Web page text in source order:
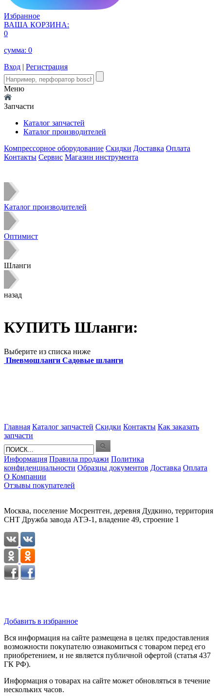
Избранное
ВАША КОРЗИНА:
0
сумма: 0
Вход | Регистрация
Меню
Запчасти
Каталог запчастей
Каталог производителей
Компрессорное оборудование Скидки Доставка Оплата
Контакты Сервис Магазин инструмента
Каталог производителей
Оптимист
Шланги
назад
КУПИТЬ Шланги:
Выберите из списка ниже
Пневмошланги Садовые шланги
Главная Каталог запчастей Скидки Контакты Как заказать
запчасти
Информация Правила продажи Политика
конфиденциальности Образцы документов Доставка Оплата
О Компании
Отзывы покупателей
Москва, поселение Мосрентген, деревня Дудкино, территория
СНТ Дружба завода АТЭ-1, владение 49, строение 1
Добавить в избранное
Вся информация на сайте размещена в целях предоставления
возможности покупателю ознакомиться с товаром перед его
приобретением, и не является публичной офертой (статья 437
ГК РФ).
Информация о товарах на сайте может обновляться в течение
нескольких часов.